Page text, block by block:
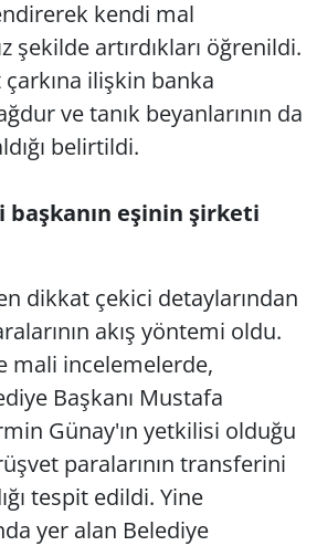
kendi mal
şekilde artırdıkları öğrenildi.
ilişkin banka
ve tanık beyanlarının da
belirtildi.
eşinin şirketi
dikkat çekici detaylarından
akış yöntemi oldu.
mali incelemelerde,
Başkanı Mustafa
Günay'ın yetkilisi olduğu
paralarının transferini
tespit edildi. Yine
yer alan Belediye